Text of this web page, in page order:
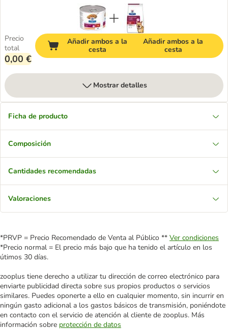
Precio
total
0,00 €
Añadir ambos a la
cesta
Añadir ambos a la
cesta
Mostrar detalles
Ficha de producto
Composición
Cantidades recomendadas
Valoraciones
*PRVP = Precio Recomendado de Venta al Público ** Ver condiciones
*Precio normal = El precio más bajo que ha tenido el artículo en los
útimos 30 días.
zooplus tiene derecho a utilizar tu dirección de correo electrónico para
enviarte publicidad directa sobre sus propios productos o servicios
similares. Puedes oponerte a ello en cualquier momento, sin incurrir en
ningún gasto adicional a los gastos básicos de transmisión, poniéndote
en contacto con el servicio de atención al cliente de zooplus. Más
información sobre protección de datos